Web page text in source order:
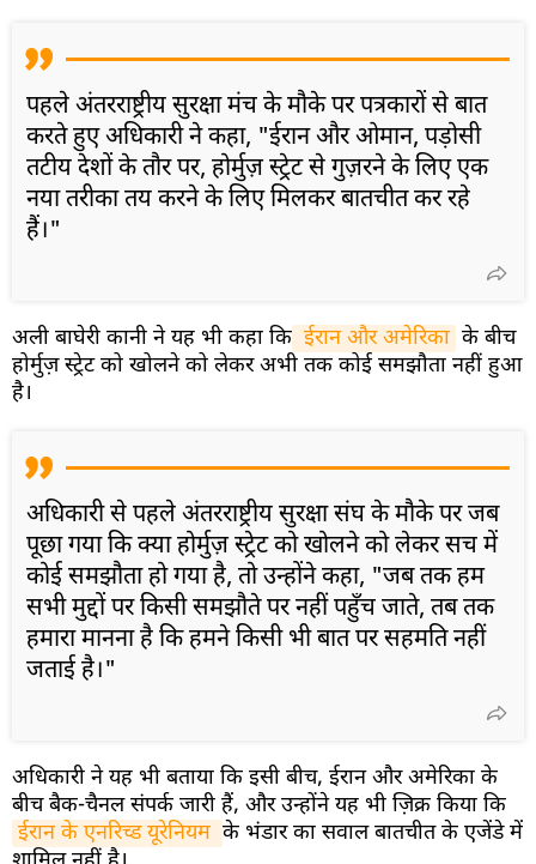
पहले अंतरराष्ट्रीय सुरक्षा मंच के मौके पर पत्रकारों से बात
करते हुए अधिकारी ने कहा, "ईरान और ओमान, पड़ोसी
तटीय देशों के तौर पर, होर्मुज़ स्ट्रेट से गुज़रने के लिए एक
नया तरीका तय करने के लिए मिलकर बातचीत कर रहे
हैं।"
अली बाघेरी कानी ने यह भी कहा कि ईरान और अमेरिका के बीच
होर्मुज़ स्ट्रेट को खोलने को लेकर अभी तक कोई समझौता नहीं हुआ
है।
अधिकारी से पहले अंतरराष्ट्रीय सुरक्षा संघ के मौके पर जब
पूछा गया कि क्या होर्मुज़ स्ट्रेट को खोलने को लेकर सच में
कोई समझौता हो गया है, तो उन्होंने कहा, "जब तक हम
सभी मुद्दों पर किसी समझौते पर नहीं पहुँच जाते, तब तक
हमारा मानना ​​है कि हमने किसी भी बात पर सहमति नहीं
जताई है।"
अधिकारी ने यह भी बताया कि इसी बीच, ईरान और अमेरिका के
बीच बैक-चैनल संपर्क जारी हैं, और उन्होंने यह भी ज़िक्र किया कि
ईरान के एनरिच्ड यूरेनियम के भंडार का सवाल बातचीत के एजेंडे में